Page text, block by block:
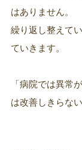
はありません。
繰り返し整えて
ていきます。
「病院では異常
は改善しきらな